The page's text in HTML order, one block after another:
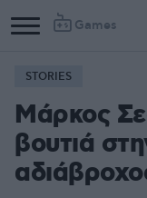
Games
STORIES
Μάρκος
βουτιά